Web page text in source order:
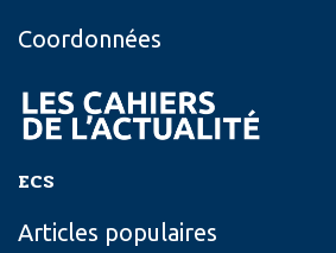
Coordonnées
ECS
Articles populaires